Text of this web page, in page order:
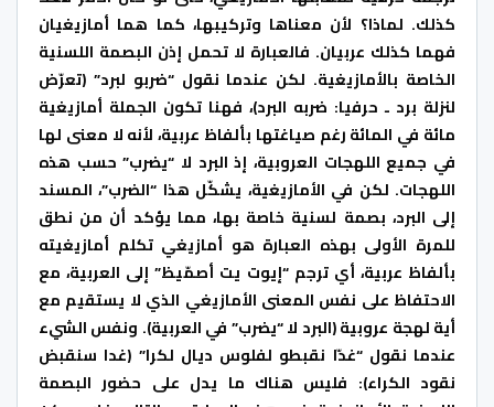
كذلك. لماذا؟ لأن معناها وتركيبها، كما هما أمازيغيان
فهما كذلك عربيان. فالعبارة لا تحمل إذن البصمة اللسنية
الخاصة بالأمازيغية. لكن عندما نقول “ضربو لبرد” (تعرّض
لنزلة برد ـ حرفيا: ضربه البرد)، فهنا تكون الجملة أمازيغية
مائة في المائة رغم صياغتها بألفاظ عربية، لأنه لا معنى لها
في جميع اللهجات العروبية، إذ البرد لا “يضرب” حسب هذه
اللهجات. لكن في الأمازيغية، يشكّل هذا “الضرب”، المسند
إلى البرد، بصمة لسنية خاصة بها، مما يؤكد أن من نطق
للمرة الأولى بهذه العبارة هو أمازيغي تكلم أمازيغيته
بألفاظ عربية، أي ترجم “إيوت يت أصمّيظ” إلى العربية، مع
الاحتفاظ على نفس المعنى الأمازيغي الذي لا يستقيم مع
أية لهجة عروبية (البرد لا “يضرب” في العربية). ونفس الشيء
عندما نقول “غدّا نقبطو لفلوس ديال لكرا” (غدا سنقبض
نقود الكراء): فليس هناك ما يدل على حضور البصمة